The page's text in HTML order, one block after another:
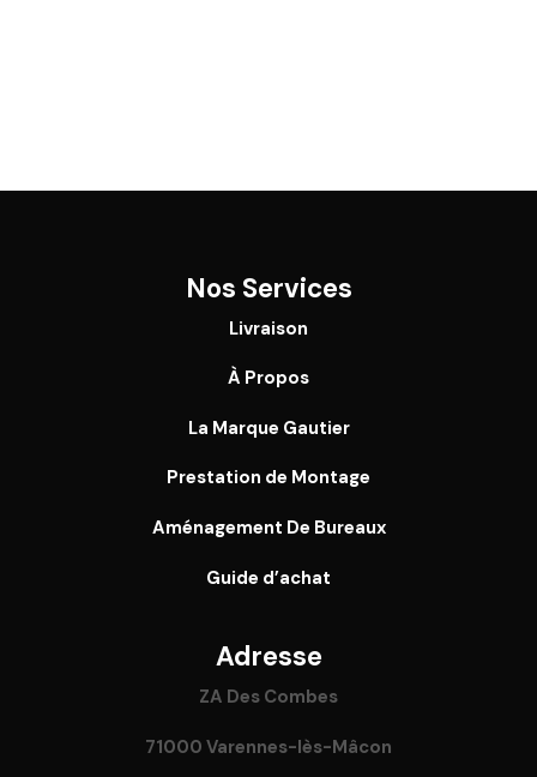
Nos Services
Livraison
À Propos
La Marque Gautier
Prestation de Montage
Aménagement De Bureaux
Guide d’achat
Adresse
ZA Des Combes
71000 Varennes-lès-Mâcon